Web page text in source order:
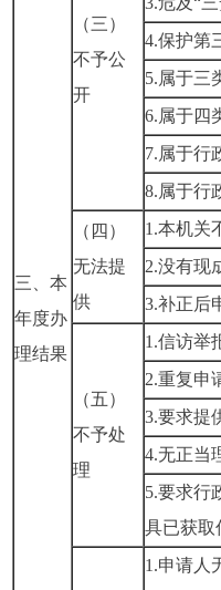
三、本
年度办
理结果
（三）
不予公
开
4.保护第
5.属于三
6.属于四
7.属于行
8.属于行
（四）
无法提
供
1.本机关
2.没有现
3.补正后
（五）
不予处
理
1.信访举
2.重复申
3.要求提
4.无正当
5.要求行
具已获取
1.申请人